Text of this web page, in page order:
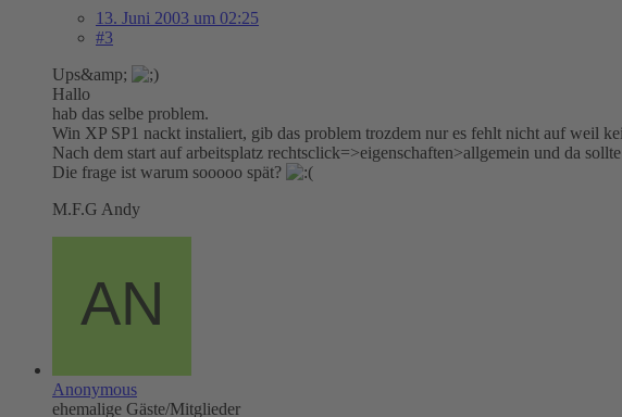
13. Juni 2003 um 02:25
#3
Ups&amp;
Hallo
hab das selbe problem.
Win XP SP1 nackt instaliert, gib das problem trozdem nur es fehlt nicht auf weil
Nach dem start auf arbeitsplatz rechtsclick=>eigenschaften>allgemein und da
Die frage ist warum sooooo spät?
M.F.G Andy
Anonymous
ehemalige Gäste/Mitglieder